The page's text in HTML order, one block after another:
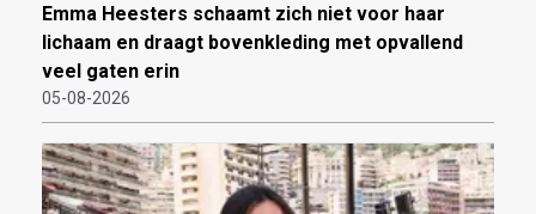
Emma Heesters schaamt zich niet voor haar
lichaam en draagt bovenkleding met opvallend
veel gaten erin
05-08-2026